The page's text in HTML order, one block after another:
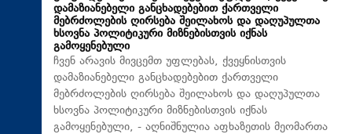
დამაზიანებელი განცხადებებით ქართველი
მებრძოლების ღირსება შეილახოს და დაღუპულთა
ხსოვნა პოლიტიკური მიზნებისთვის იქნას
გამოყენებული
ჩვენ არავის მივცემთ უფლებას, ქვეყნისთვის
დამაზიანებელი განცხადებებით ქართველი
მებრძოლების ღირსება შეილახოს და დაღუპულთა
ხსოვნა პოლიტიკური მიზნებისთვის იქნას
გამოყენებული, - აღნიშნულია აფხაზეთის მეომართა